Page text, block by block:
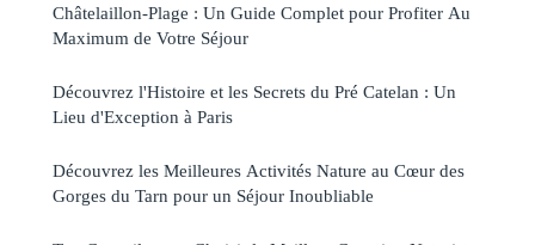
Châtelaillon-Plage : Un Guide Complet pour Profiter Au
Maximum de Votre Séjour
Découvrez l'Histoire et les Secrets du Pré Catelan : Un
Lieu d'Exception à Paris
Découvrez les Meilleures Activités Nature au Cœur des
Gorges du Tarn pour un Séjour Inoubliable